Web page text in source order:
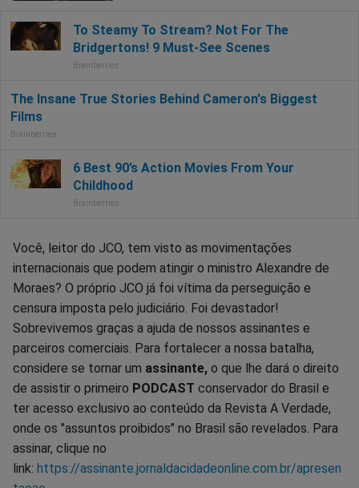
Você, leitor do JCO, tem visto as movimentações
internacionais que podem atingir o ministro Alexandre de
Moraes? O próprio JCO já foi vítima da perseguição e
censura imposta pelo judiciário. Foi devastador!
Sobrevivemos graças a ajuda de nossos assinantes e
parceiros comerciais. Para fortalecer a nossa batalha,
considere se tornar um assinante, o que lhe dará o direito
de assistir o primeiro PODCAST conservador do Brasil e
ter acesso exclusivo ao conteúdo da Revista A Verdade,
onde os "assuntos proibidos" no Brasil são revelados. Para
assinar, clique no
link: https://assinante.jornaldacidadeonline.com.br/apresen